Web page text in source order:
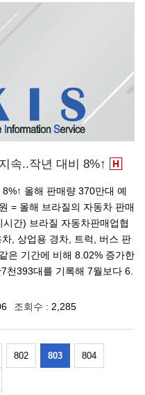
속..작년 대비 8%↑
올해 판매량 370만대 예
= 올해 브라질의 자동차 판매
간) 브라질 자동차판매업협
, 상업용 경차, 트럭, 버스 판
은 기간에 비해 8.02% 증가한
천393대를 기록해 7월보다 6.
조회수 : 2,285
802 803 804